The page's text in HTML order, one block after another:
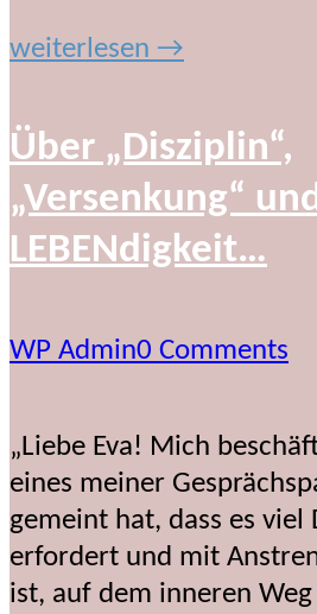
weiterlesen →
Über „Disziplin“,
„Versenkung“
LEBENdigkeit…
WP Admin0 Comments
„Liebe Eva! Mich
eines meiner
gemeint hat, dass es viel
erfordert und mit
ist, auf dem inneren